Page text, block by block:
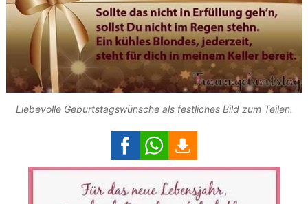
Liebevolle Geburtstagswünsche als festliches Bild zum Teilen.